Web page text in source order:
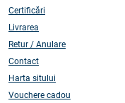
Certificări
Livrarea
Retur / Anulare
Contact
Harta sitului
Vouchere cadou